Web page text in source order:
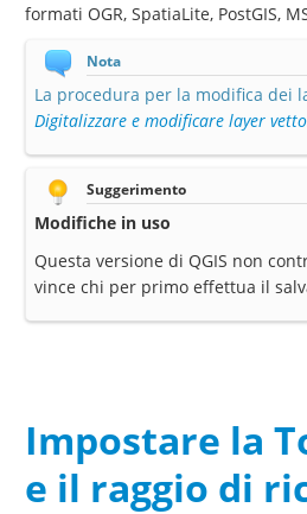
formati OGR, SpatiaLite, PostGIS,
Nota
La procedura per la modifica dei
Digitalizzare e modificare layer
Suggerimento
Modifiche in uso
Questa versione di QGIS non
vince chi per primo effettua il
Impostare la
e il raggio di